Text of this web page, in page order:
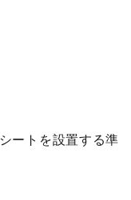
ートを設置する準